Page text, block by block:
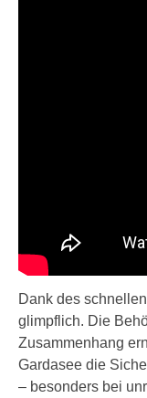
Dank des
glimpflich. Die
Zusammenhang
Gardasee die
– besonders bei